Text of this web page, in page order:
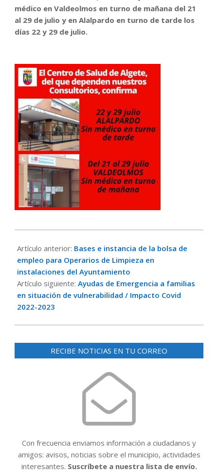
médico en Valdeolmos en turno de mañana del 21
al 29 de julio y en Alalpardo en turno de tarde los
días 22 y 29 de julio.
07-
21
Artículo anterior: Bases e instancia de la bolsa de
empleo para Operarios de Limpieza en
instalaciones del Ayuntamiento
Artículo siguiente: Ayudas de Emergencia a familias
en situación de vulnerabilidad / Impacto Covid
2022-2023
RECIBE NOTICIAS EN TU CORREO
Con frecuencia enviamos información a ciudadanos y
amigos: avisos, noticias sobre el municipio, actividades
interesantes. Suscríbete a nuestra lista de envío.